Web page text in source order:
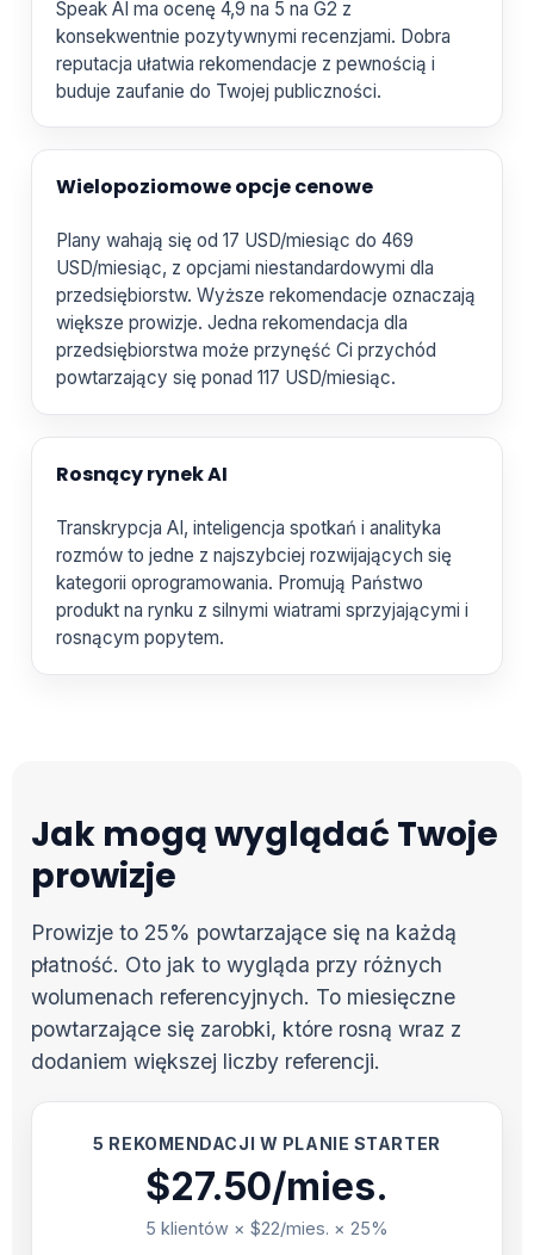
Speak AI ma ocenę 4,9 na 5 na G2 z
konsekwentnie pozytywnymi recenzjami. Dobra
reputacja ułatwia rekomendacje z pewnością i
buduje zaufanie do Twojej publiczności.
Wielopoziomowe opcje cenowe
Plany wahają się od 17 USD/miesiąc do 469
USD/miesiąc, z opcjami niestandardowymi dla
przedsiębiorstw. Wyższe rekomendacje oznaczają
większe prowizje. Jedna rekomendacja dla
przedsiębiorstwa może przynęść Ci przychód
powtarzający się ponad 117 USD/miesiąc.
Rosnący rynek AI
Transkrypcja AI, inteligencja spotkań i analityka
rozmów to jedne z najszybciej rozwijających się
kategorii oprogramowania. Promują Państwo
produkt na rynku z silnymi wiatrami sprzyjającymi i
rosnącym popytem.
Jak mogą wyglądać Twoje
prowizje
Prowizje to 25% powtarzające się na każdą
płatność. Oto jak to wygląda przy różnych
wolumenach referencyjnych. To miesięczne
powtarzające się zarobki, które rosną wraz z
dodaniem większej liczby referencji.
5 REKOMENDACJI W PLANIE STARTER
$27.50/mies.
5 klientów × $22/mies. × 25%